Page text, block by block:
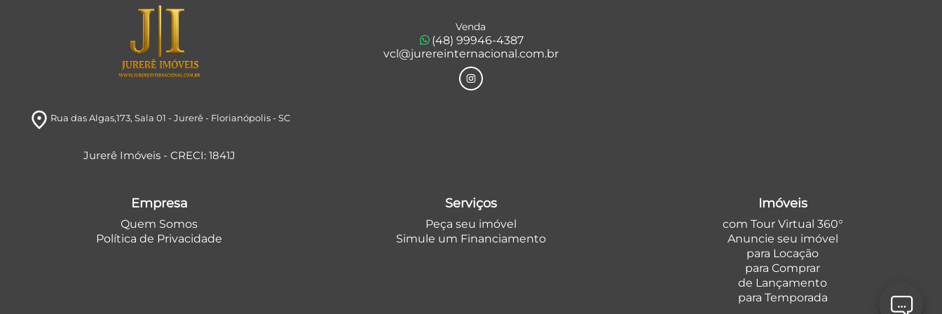
room Rua das Algas,173, Sala 01 - Jurerê- Florianópolis- SC
Jurerê Imóveis - CRECI: 1841J
Venda
(48) 99946-4387
vcl@jurereinternacional.com.br
Empresa
Quem Somos
Política de Privacidade
Serviços
Peça seu imóvel
Simule um Financiamento
Imóveis
com Tour Virtual 360°
Anuncie seu imóvel
para Locação
para Comprar
de Lançamento
para Temporada